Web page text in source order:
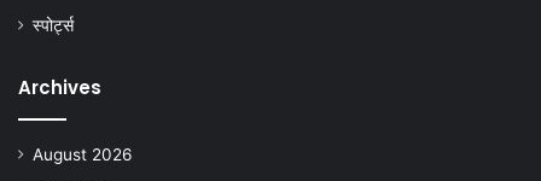
स्पोर्ट्स
Archives
August 2026